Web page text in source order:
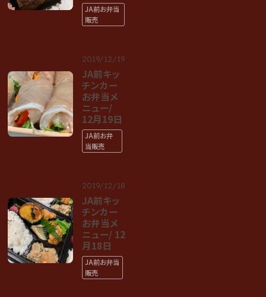
JA前お弁当
販売
2019/12/19
JA前キッ
チンカー
お弁当メ
ニュー/
12月19日
JA前お弁
当販売
2019/12/18
JA前キッ
チンカー
お弁当メ
ニュー/ 12
月18日
JA前お弁当
販売